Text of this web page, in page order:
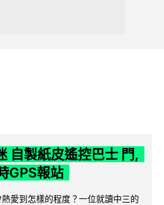
自製紙皮遙控巴士 門,
GPS報站
愛到怎樣的程度？一位就讀中三的